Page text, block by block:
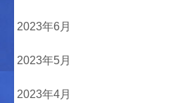
2023年6月
2023年5月
2023年4月